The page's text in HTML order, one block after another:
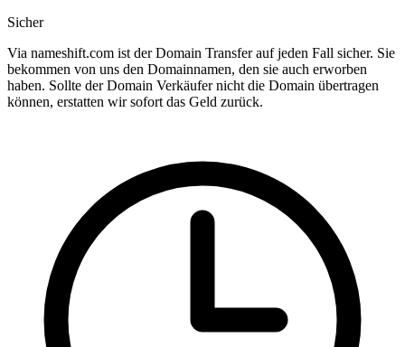
Sicher
Via nameshift.com ist der Domain Transfer auf jeden Fall sicher. Sie
bekommen von uns den Domainnamen, den sie auch erworben
haben. Sollte der Domain Verkäufer nicht die Domain übertragen
können, erstatten wir sofort das Geld zurück.